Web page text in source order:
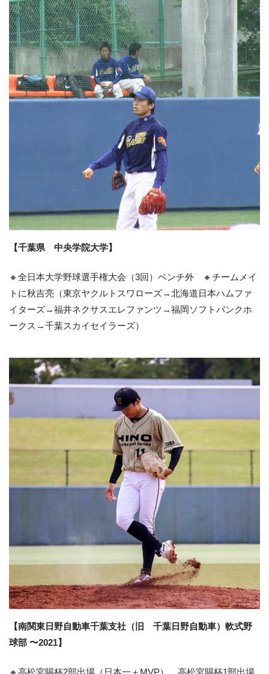
【千葉県 中央学院大学】
🔸全日本大学野球選手権大会（3回）ベンチ外 🔸チームメイ
トに秋吉亮（東京ヤクルトスワローズ→北海道日本ハムファ
イターズ→福井ネクサスエレファンツ→福岡ソフトバンクホ
ークス→千葉スカイセイラーズ）
【南関東日野自動車千葉支社（旧 千葉日野自動車）軟式野
球部 〜2021】